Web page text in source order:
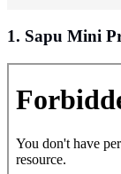
1. Sapu Mini